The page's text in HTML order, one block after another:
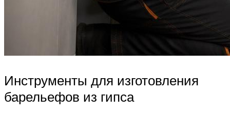
Инструменты для изготовления
барельефов из гипса